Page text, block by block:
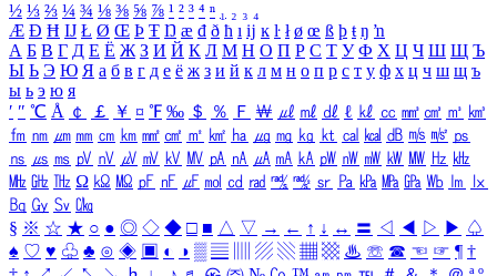
½ ⅓ ⅔ ¼ ¾ ⅛ ⅜ ⅝ ⅞ ¹ ² ³ ⁴ ⁿ ₁ ₂ ₃ ₄
Æ Ð Ħ Ĳ Ł Ø Œ Þ Ŧ Ŋ æ đ ð ħ ı ĳ ĸ ŀ ł ø œ ß þ ŧ ŋ ŉ
А Б В Г Д Е Ё Ж З И Й К Л М Н О П Р С Т У Ф Х Ц Ч Ш Щ Ъ
Ы Ь Э Ю Я а б в г д е ё ж з и й к л м н о п р с т у ф х ц ч ш щ ъ
ы ь э ю я
′ ″ ℃ Å ￠ ￡ ￥ ¤ ℉ ‰ ＄ ％ Ｆ ￦ ㎕ ㎖ ㎗ ℓ ㎘ ㏄ ㎣ ㎤ ㎥ ㎦
㎙ ㎚ ㎛ ㎜ ㎝ ㎞ ㎟ ㎠ ㎡ ㎢ ㏊ ㎍ ㎎ ㎏ ㏏ ㎈ ㎉ ㏈ ㎧ ㎨ ㎰
㎱ ㎲ ㎳ ㎴ ㎵ ㎶ ㎷ ㎸ ㎹ ㎀ ㎁ ㎂ ㎃ ㎄ ㎺ ㎻ ㎽ ㎾ ㎿ ㎐ ㎑
㎒ ㎓ ㎔ Ω ㏀ ㏁ ㎊ ㎋ ㎌ ㏖ ㏅ ㎭ ㎮ ㎯ ㏛ ㎩ ㎪ ㎫ ㎬ ㏝ ㏐
㏓
㏃ ㏉ ㏜ ㏆
§ ※ ☆ ★ ○ ● ◎ ◇ ◆ □ ■ △ ▽ → ← ↑ ↓ ↔ 〓 ◁ ◀ ▷ ▶ ♤
♠ ♡ ♥ ♧ ♣ ⊙ ◈ ▣ ◐ ◑ ▒ ▤ ▨ ▧ ▦ ▩ ♨ ☏ ☎ ☜ ☞ ¶ †